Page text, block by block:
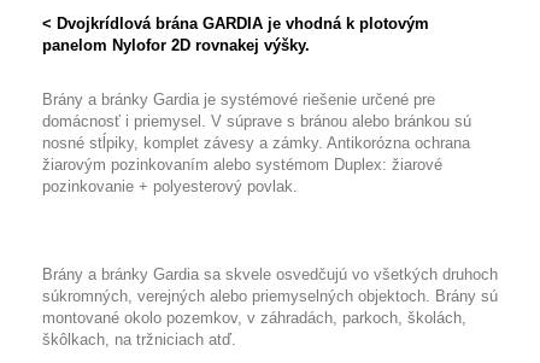
< Dvojkrídlová brána GARDIA je vhodná k plotovým
panelom Nylofor 2D rovnakej výšky.
Brány a bránky Gardia je systémové riešenie určené pre
domácnosť i priemysel. V súprave s bránou alebo bránkou sú
nosné stĺpiky, komplet závesy a zámky. Antikorózna ochrana
žiarovým pozinkovaním alebo systémom Duplex: žiarové
pozinkovanie + polyesterový povlak.
Brány a bránky Gardia sa skvele osvedčujú vo všetkých druhoch
súkromných, verejných alebo priemyselných objektoch. Brány sú
montované okolo pozemkov, v záhradách, parkoch, školách,
škôlkach, na tržniciach atď.